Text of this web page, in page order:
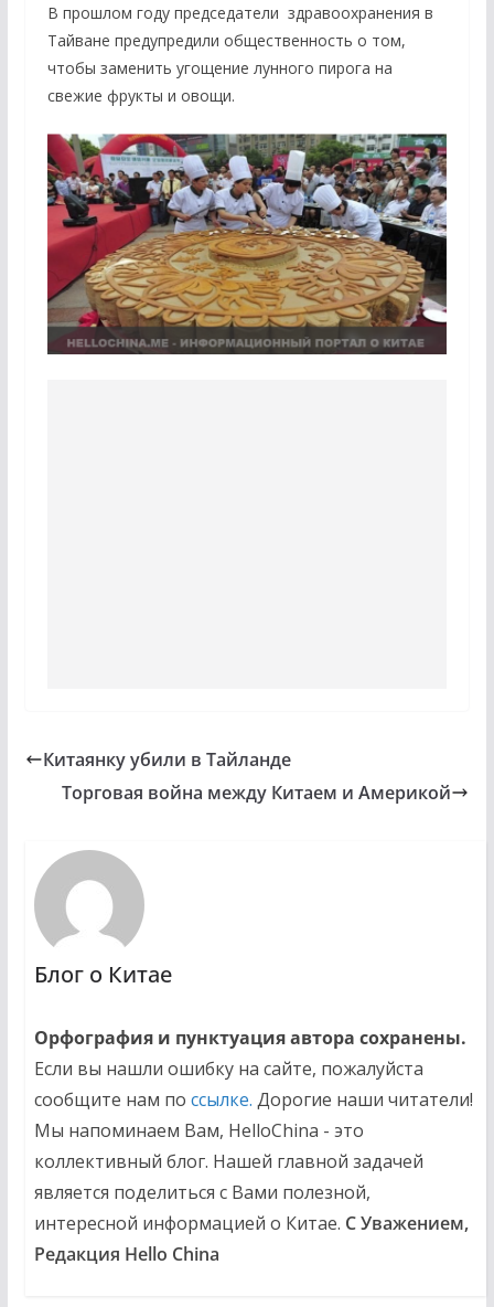
В прошлом году председатели здравоохранения в
Тайване предупредили общественность о том,
чтобы заменить угощение лунного пирога на
свежие фрукты и овощи.
Китаянку убили в Тайланде
Торговая война между Китаем и Америкой
Блог о Китае
Орфография и пунктуация автора сохранены.
Если вы нашли ошибку на сайте, пожалуйста
сообщите нам по ссылке. Дорогие наши читатели!
Мы напоминаем Вам, HelloChina - это
коллективный блог. Нашей главной задачей
является поделиться с Вами полезной,
интересной информацией о Китае. С Уважением,
Редакция Hello China